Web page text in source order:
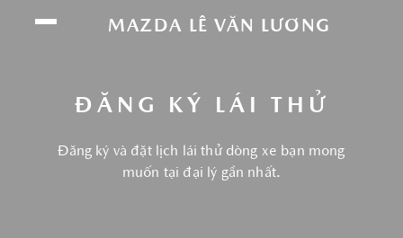
Chúng tôi sử dụng cookie để nâng cao trải
thông tin chi tiết.
ĐỒNG Ý
MAZDA LÊ VĂN LƯƠNG
ĐĂNG KÝ LÁI THỬ
Đăng ký và đặt lịch lái thử dòng xe bạn mong
muốn tại đại lý gần nhất.